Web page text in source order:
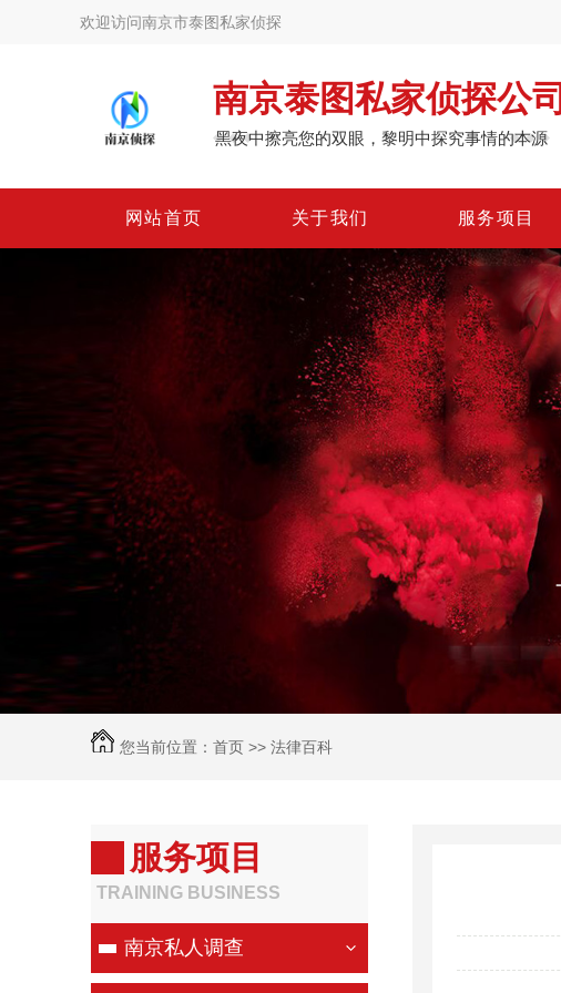
欢迎访问南京市泰图私家侦探
南京泰图私家侦探公司
黑夜中擦亮您的双眼，黎明中探究事情的本源
网 站首页 关于我们 服务项 目
您当前位置： 首页 >> 法律百科
服务项目
TRAINING BUSINESS
南京私人调查